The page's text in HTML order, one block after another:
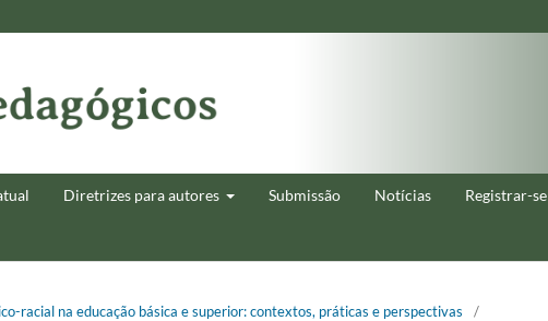
Diretrizes para autores Submissão Notícias Registrar-se
racial na educação básica e superior: contextos, práticas e perspectivas
/